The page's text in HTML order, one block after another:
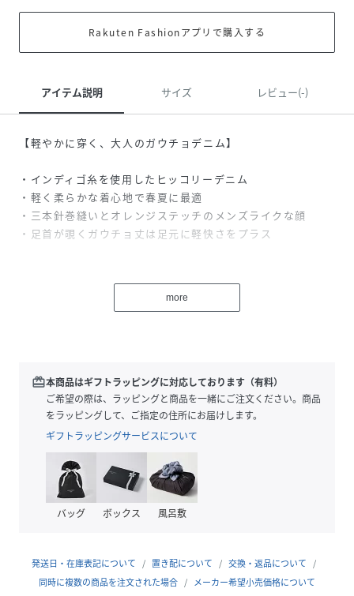
Rakuten Fashionアプリで購入する
アイテム説明 サイズ レビュー(-)
【軽やかに穿く、大人のガウチョデニム】
・インディゴ糸を使用したヒッコリーデニム
・軽く柔らかな着心地で春夏に最適
・三本針巻縫いとオレンジステッチのメンズライクな顔
・足首が覗くガウチョ丈は足元に軽快さをプラス
コリー生地を使用したクロップドワイドパンツ。
軽く柔らかな着心地が魅力。インディゴ糸を使用しているた
ポケットなど、ペインターパンツの要素を随所に落とし込
み、レディースには珍しい無骨さと存在感のあるデザイン。
シルエットは、フロントに1タックを施し、腰まわりにほど
よいゆとりと立体感をプラス。腰回りはすっきりと見せつ
つ、太ももから裾にかけては筒感のあるシルエットに仕上
げ、動いたときに自然なドレープが生まれる、女性らしい印
象に仕上げています。
足首が覗くガウチョ丈は、サンダルやスニーカーとの相性も
す。
……………………
more
redeem本商品はギフトラッピングに対応しております（有料）
ご希望の際は、ラッピングと商品を一緒にご注文ください。商品
をラッピングして、ご指定の住所にお届けします。
ギフトラッピングサービスについて
バッグ ボックス 風呂敷
発送日・在庫表記について 置き配について
交換・返品について
同時に複数の商品を注文された場合
メーカー希望小売価格について